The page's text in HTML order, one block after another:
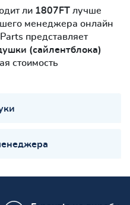
ли 1807FT лучше
менеджера онлайн
представляет
(сайлентблокa)
стоимость